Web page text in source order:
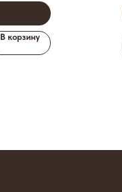
В корзину